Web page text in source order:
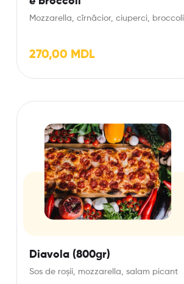
Mozzarella, cîrnăcior, ciuperci, broccoli
270,00 MDL
Diavola (800gr)
Sos de roșii, mozzarella, salam picant